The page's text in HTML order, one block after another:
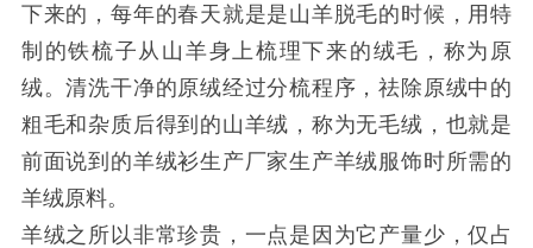
下来的，每年的春天就是是山羊脱毛的时候，用特
制的铁梳子从山羊身上梳理下来的绒毛，称为原
绒。清洗干净的原绒经过分梳程序，祛除原绒中的
粗毛和杂质后得到的山羊绒，称为无毛绒，也就是
前面说到的羊绒衫生产厂家生产羊绒服饰时所需的
羊绒原料。
羊绒之所以非常珍贵，一点是因为它产量少，仅占